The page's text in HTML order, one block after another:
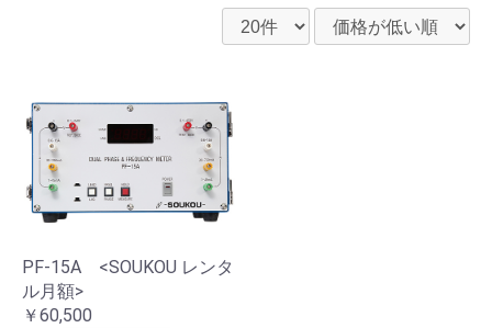
PF-15A <SOUKOU レンタ
ル月額>
￥60,500